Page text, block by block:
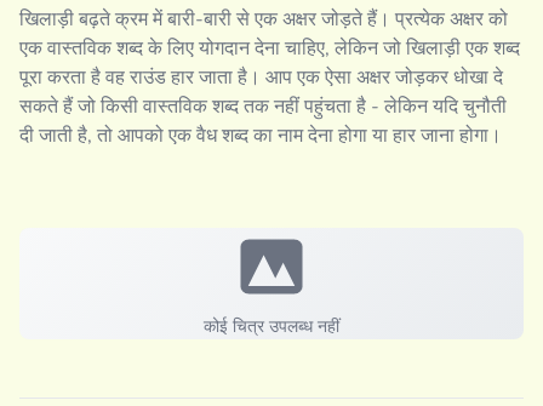
कोई चित्र उपलब्ध नहीं
खिलाड़ी बढ़ते क्रम में बारी-बारी से एक अक्षर जोड़ते हैं। प्रत्येक अक्षर को
एक वास्तविक शब्द के लिए योगदान देना चाहिए, लेकिन जो खिलाड़ी एक शब्द
पूरा करता है वह राउंड हार जाता है। आप एक ऐसा अक्षर जोड़कर धोखा दे
सकते हैं जो किसी वास्तविक शब्द तक नहीं पहुंचता है - लेकिन यदि चुनौती
दी जाती है, तो आपको एक वैध शब्द का नाम देना होगा या हार जाना होगा।